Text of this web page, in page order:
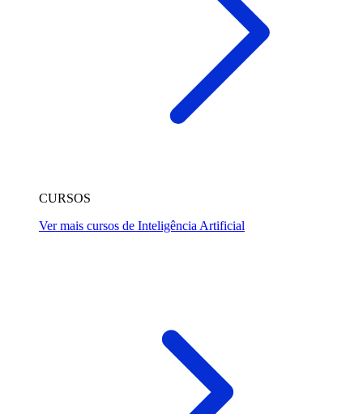
CURSOS
Ver mais cursos de Inteligência Artificial